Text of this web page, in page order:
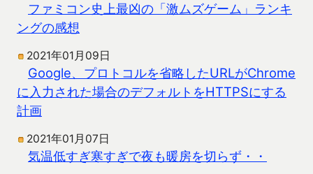
ファミコン史上最凶の「激ムズゲーム」ランキ
ングの感想
2021年01月09日
Google、プロトコルを省略したURLがChrome
に入力された場合のデフォルトをHTTPSにする
計画
2021年01月07日
気温低すぎ寒すぎで夜も暖房を切らず・・